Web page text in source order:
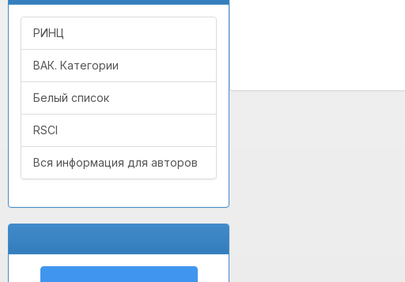
РИНЦ
ВАК. Категории
Белый список
RSCI
Вся информация для авторов